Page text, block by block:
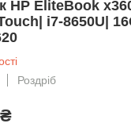
HP EliteBook
i7-8650U|
Роздріб
₴